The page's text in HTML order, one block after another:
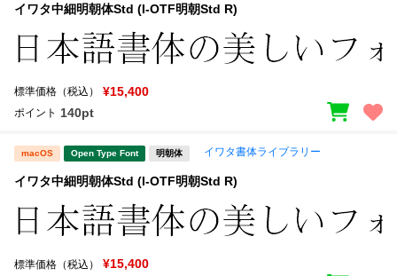
イワタ中細明朝体Std (I-OTF明朝Std R)
標準価格（税込） ¥15,400
ポイント 140pt
macOS Open Type Font 明朝体 イワタ書体ライブラリー
イワタ中細明朝体Std (I-OTF明朝Std R)
標準価格（税込） ¥15,400